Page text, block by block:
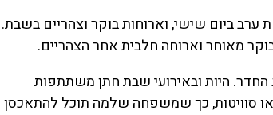
ערב ביום שישי, וארוחות בוקר וצהריים בשבת.
מאוחר וארוחה חלבית אחר הצהריים.
החדר. היות ובאירועי שבת חתן משתתפות
סוויטות, כך שמשפחה שלמה תוכל להתאכסן